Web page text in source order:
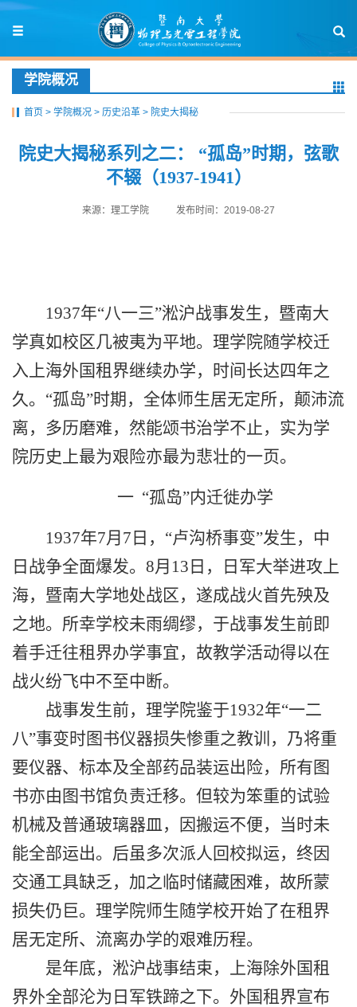
学院概况
首页 > 学院概况 > 历史沿革 > 院史大揭秘
院史大揭秘系列之二： “孤岛”时期，弦歌
不辍（1937-1941）
来源：理工学院 发布时间：2019-08-27
1937年“八一三”淞沪战事发生，暨南大
学真如校区几被夷为平地。理学院随学校迁
入上海外国租界继续办学，时间长达四年之
久。“孤岛”时期，全体师生居无定所，颠沛流
离，多历磨难，然能颂书治学不止，实为学
院历史上最为艰险亦最为悲壮的一页。
一 “孤岛”内迁徙办学
1937年7月 7 日，“卢沟桥事变”发生，中
日战争全面爆发。 8月 13 日，日军大举进攻上
海，暨南大学地处战区，遂成战火首先殃及
之地。所幸学校未雨绸缪，于战事发生前即
着手迁往租界办学事宜，故教学活动得以在
战火纷飞中不至中断。
战事发生前，理学院鉴于1932年“一二
八”事变时图书仪器损失惨重之教训，乃将重
要仪器、标本及全部药品装运出险，所有图
书亦由图书馆负责迁移。但较为笨重的试验
机械及普通玻璃器皿，因搬运不便，当时未
能全部运出。后虽多次派人回校拟运，终因
交通工具缺乏，加之临时储藏困难，故所蒙
损失仍巨。理学院师生随学校开始了在租界
居无定所、流离办学的艰难历程。
是年底，淞沪战事结束，上海除外国租
界外全部沦为日军铁蹄之下。外国租界宣布